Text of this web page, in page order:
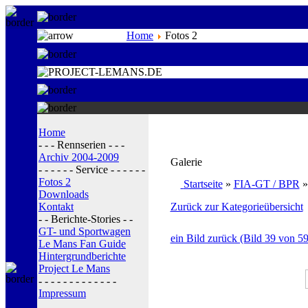
Home Fotos 2
Home
- - - Rennserien - - -
Archiv 2004-2009
- - - - - - Service - - - - - -
Fotos 2
Downloads
Kontakt
- - Berichte-Stories - -
GT- und Sportwagen
Le Mans Fan Guide
Hintergrundberichte
Project Le Mans
- - - - - - - - - - - - -
Impressum
Galerie
Startseite» FIA-GT / BPR
Zurück zur Kategorieübersicht
ein Bild zurück (Bild 39 von